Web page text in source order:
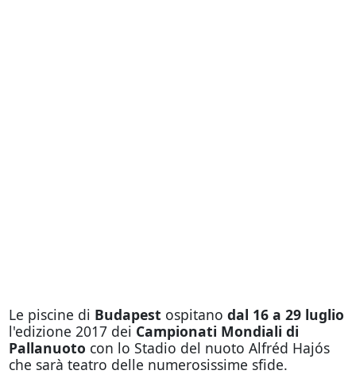
Le piscine di Budapest ospitano dal 16 a 29 luglio
l'edizione 2017 dei Campionati Mondiali di
Pallanuoto con lo Stadio del nuoto Alfréd Hajós
che sarà teatro delle numerosissime sfide.